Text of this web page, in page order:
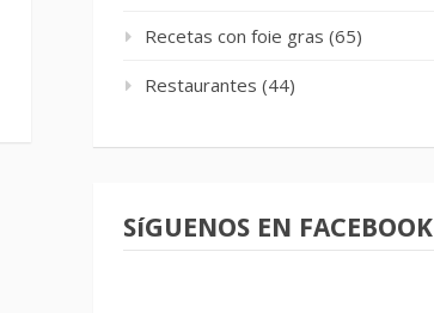
Recetas con foie gras (65)
Restaurantes (44)
SíGUENOS EN FACEBOOK